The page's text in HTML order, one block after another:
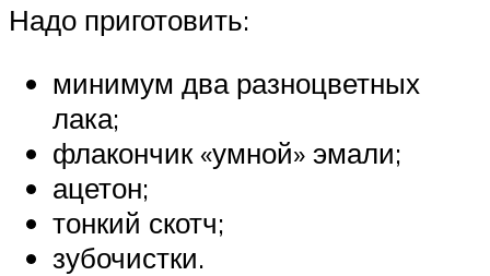
Надо приготовить:
минимум два разноцветных
лака;
флакончик «умной» эмали;
ацетон;
тонкий скотч;
зубочистки.